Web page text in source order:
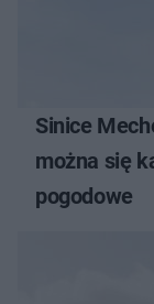
Sinice
można się
pogodowe